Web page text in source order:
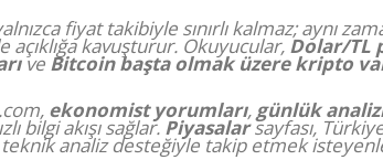
fiyat takibiyle sınırlı kalmaz; aynı
açıklığa kavuşturur. Okuyucular, Dolar/TL
ve Bitcoin başta olmak üzere kripto
ekonomist yorumları, günlük
bilgi akışı sağlar. Piyasalarsayfası,
analiz desteğiyle takip etmek